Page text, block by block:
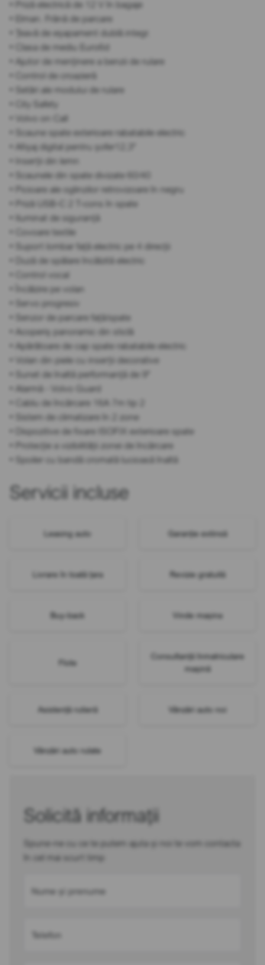
• Priză electrică de 12 V în bagaje
• Elman. Frână de parcare
• Țeavă de eșapament dublă integr.
• Clasa de mediu Euro6d
• Ajutor de menținere a benzii de rulare
• Control de croazieră
• Setări ale modului de rulare
• City Safety
• Volvo on Call
• Scaune spate exterioare rabatabile electric
• Afișaj digital pentru șofer12,3"
• Inserții din lemn
• Scaunele din spate divizate 60/40
• Picioare ale oglinzilor retrovizoare în negru
• Priză USB-C 2 T-cons în spate
• Iluminat de siguranță
• Covoare textile
• Suport lombar față electric pe 4 direcții
• Duză de spălare încălzită electric
• Control vocal
• Încălzire pe volan
• Servo progresiv
• Senzor de parcare față/spate
• Acoperiș panoramic din sticlă
• Apărătoare de cap spate rabatabile electric
• Volan din piele cu inserții decorative
• Sunet de înaltă performanță de 9"
• Alarmă - Volvo Guard
• Cablu de încărcare 16A 7m tip 2
• Sistem de climatizare în 2 zone
• Dispozitive de fixare ISOFIX exterioare spate
• Protecție a vizibilității zonei de încărcare
• Spoiler cu bandă cromată lucioasă înaltă
Servicii incluse
Leasing auto Garanție extinsă
Livrare în toată țara Revizie gratuită
Buy-back Vinde mașina
Flote
Consultanță înmatriculare
mașină
Asistență rutieră Vânzări auto noi
Vânzări auto rulate
Solicită informații
Spune-ne cu ce te putem ajuta și noi te vom contacta
în cel mai scurt timp
Nume și prenume
Telefon